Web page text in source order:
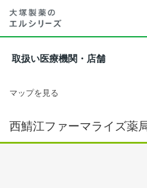
取扱い医療機関・店舗
マップを見る
西鯖江ファーマライズ薬